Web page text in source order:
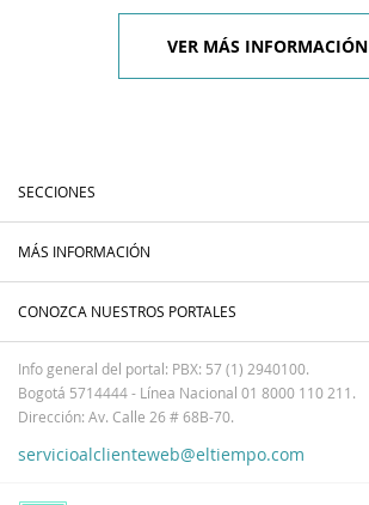
VER MÁS INFORMACIÓN
SECCIONES
MÁS INFORMACIÓN
CONOZCA NUESTROS PORTALES
Info general del portal: PBX: 57 (1) 2940100.
Bogotá 5714444 - Línea Nacional 01 8000 110 211.
Dirección: Av. Calle 26 # 68B-70.
servicioalclienteweb@eltiempo.com